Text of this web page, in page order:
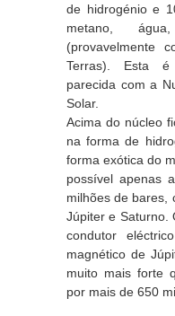
de hidrogénio e
metano,
(provavelmente
Terras). Esta é
parecida com a
Solar.
Acima do núcleo
na forma de
forma exótica do
possível apenas
milhões de bares,
Júpiter e Saturno.
condutor
magnético de
muito mais forte
por mais de 650